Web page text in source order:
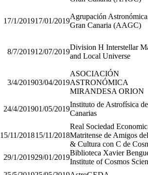
17/1/201917/01/2019
Agrupación
Gran Canaria (AAGC)
8/7/201912/07/2019
Division H Interstellar
and Local Universe
3/4/201903/04/2019
ASOCIACIÓN
ASTRONÓMICA
MIRANDESA ORION
24/4/201901/05/2019
Instituto de Astrofísica de
Canarias
15/11/201815/11/2018
Real Sociedad
Matritense de Amigos
& Cultura con C de
29/1/201929/01/2019
Biblioteca Xavier
Institute of Cosmos